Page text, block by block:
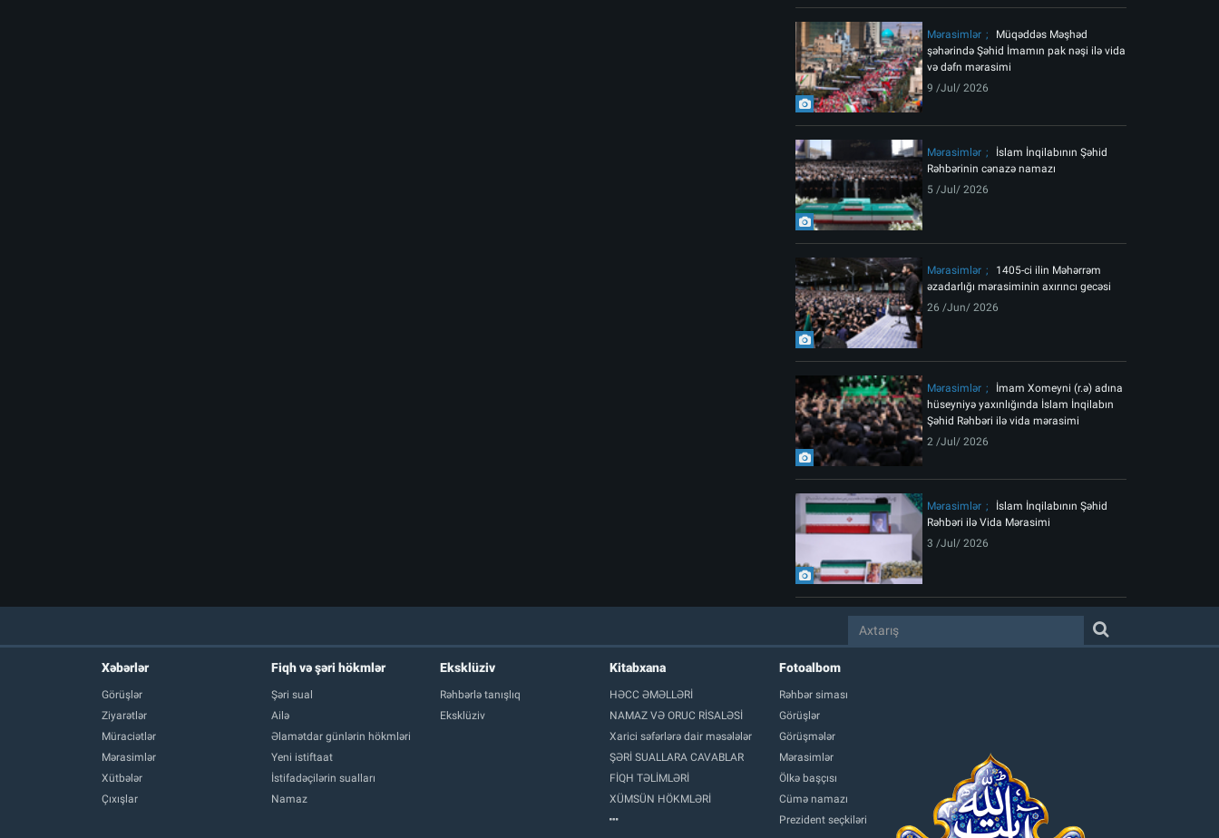
Mərasimlər
Müqəddəs Məşhəd
şəhərində Şəhid İmamın pak nəşi ilə vida
və dəfn mərasimi
9 /Jul/ 2026
Mərasimlər
İslam İnqilabının Şəhid
Rəhbərinin cənazə namazı
5 /Jul/ 2026
Mərasimlər
1405-ci ilin Məhərrəm
əzadarlığı mərasiminin axırıncı gecəsi
26 /Jun/ 2026
Mərasimlər
İmam Xomeyni (r.ə) adına
hüseyniyə yaxınlığında İslam İnqilabın
Şəhid Rəhbəri ilə vida mərasimi
2 /Jul/ 2026
Mərasimlər
İslam İnqilabının Şəhid
Rəhbəri ilə Vida Mərasimi
3 /Jul/ 2026
Xəbərlər
Görüşlər
Ziyarətlər
Müraciətlər
Mərasimlər
Xütbələr
Çıxışlar
Fiqh və şəri hökmlər
Şəri sual
Ailə
Əlamətdar günlərin hökmləri
Yeni istiftaat
İstifadəçilərin sualları
Namaz
Eksklüziv
Rəhbərlə tanışlıq
Eksklüziv
Kitabxana
HƏCC ƏMƏLLƏRİ
NAMAZ VƏ ORUC RİSALƏSİ
Xarici səfərlərə dair məsələlər
ŞƏRİ SUALLARA CAVABLAR
FİQH TƏLİMLƏRİ
XÜMSÜN HÖKMLƏRİ
Fotoalbom
Rəhbər siması
Görüşlər
Görüşmələr
Mərasimlər
Ölkə başçısı
Cümə namazı
Prezident seçkiləri